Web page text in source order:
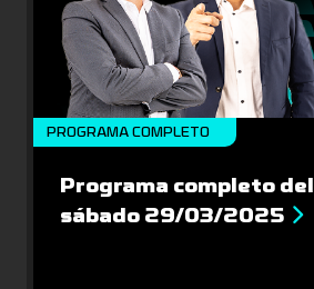
PROGRAMA COMPLETO
Programa completo del
sábado 29/03/2025